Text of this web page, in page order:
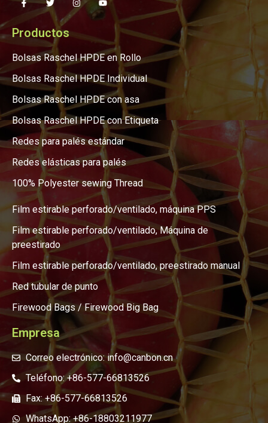
Productos
Bolsas Raschel HPDE en Rollo
Bolsas Raschel HPDE Individual
Bolsas Raschel HPDE con asa
Bolsas Raschel HPDE con Etiqueta
Redes para palés estándar
Redes elásticas para palés
100% Polyester sewing Thread
Film estirable perforado/ventilado, máquina PPS
Film estirable perforado/ventilado, Máquina de
preestirado
Film estirable perforado/ventilado, preestirado manual
Red tubular de punto
Firewood Bags / Firewood Big Bag
Empresa
Correo electrónico: info@canbon.cn
Teléfono: +86-577-66813526
Fax: +86-577-66813526
WhatsApp: +86-18803211977